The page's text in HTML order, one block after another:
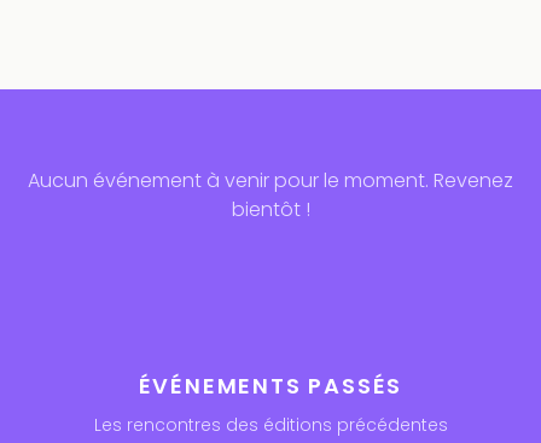
Aucun événement à venir pour le moment. Revenez
bientôt !
ÉVÉNEMENTS PASSÉS
Les rencontres des éditions précédentes